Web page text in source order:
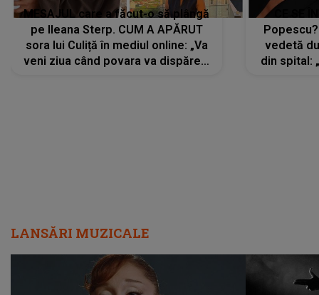
MESAJUL care a făcut-o să plângă
pe Ileana Sterp. CUM A APĂRUT
sora lui Culiță în mediul online: „Va
veni ziua când povara va dispărea,
vedetă
din spital:
LANSĂRI MUZICALE